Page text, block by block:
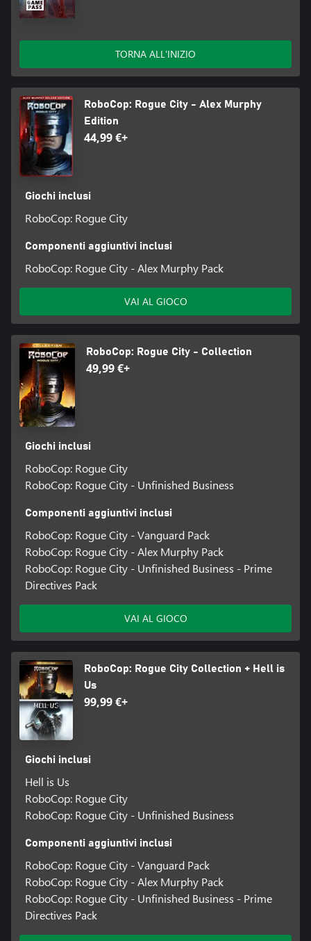
TORNA ALL'INIZIO
RoboCop: Rogue City - Alex Murphy
Edition
44,99 €+
Giochi inclusi
RoboCop: Rogue City
Componenti aggiuntivi inclusi
RoboCop: Rogue City - Alex Murphy Pack
VAI AL GIOCO
RoboCop: Rogue City - Collection
49,99 €+
Giochi inclusi
RoboCop: Rogue City
RoboCop: Rogue City - Unfinished Business
Componenti aggiuntivi inclusi
RoboCop: Rogue City - Vanguard Pack
RoboCop: Rogue City - Alex Murphy Pack
RoboCop: Rogue City - Unfinished Business - Prime
Directives Pack
VAI AL GIOCO
RoboCop: Rogue City Collection + Hell is
Us
99,99 €+
Giochi inclusi
Hell is Us
RoboCop: Rogue City
RoboCop: Rogue City - Unfinished Business
Componenti aggiuntivi inclusi
RoboCop: Rogue City - Vanguard Pack
RoboCop: Rogue City - Alex Murphy Pack
RoboCop: Rogue City - Unfinished Business - Prime
Directives Pack